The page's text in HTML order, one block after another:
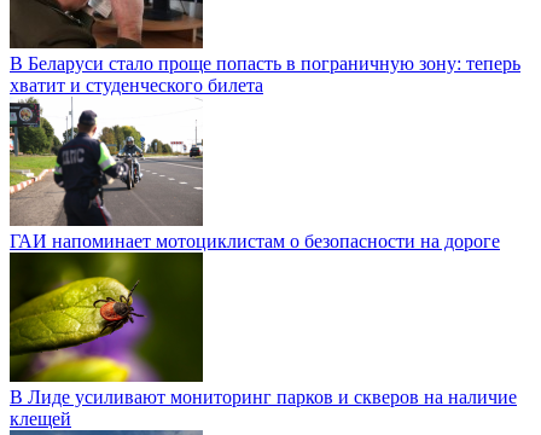
В Беларуси стало проще попасть в пограничную зону: теперь
хватит и студенческого билета
ГАИ напоминает мотоциклистам о безопасности на дороге
В Лиде усиливают мониторинг парков и скверов на наличие
клещей